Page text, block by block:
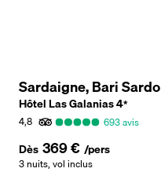
Sardaigne, Bari Sardo
Hôtel Las Galanias4*
4,8
693avis
Dès 369 € /pers
3 nuits, vol inclus